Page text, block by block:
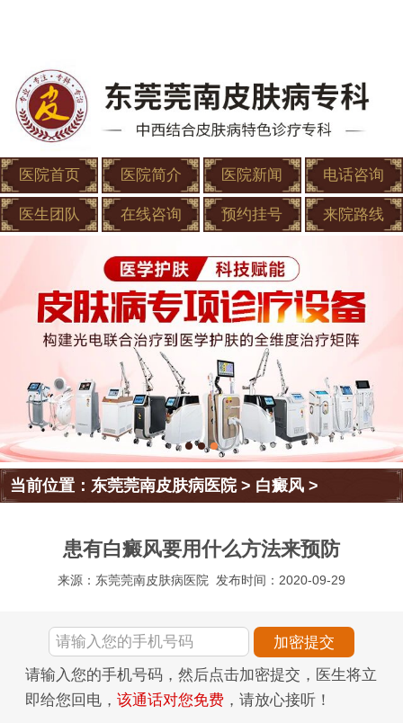
医院首页 医院简介 医院新闻 电话咨询
医生团队 在线咨询 预约挂号 来院路线
当前位置：东莞莞南皮肤病医院> 白癜风 >
患有白癜风要用什么方法来预防
来源：东莞莞南皮肤病医院 发布时间：2020-09-29
请输入您的手机号码，然后点击加密提交，医生将立
即给您回电， 该通话对您免费 ，请放心接听！